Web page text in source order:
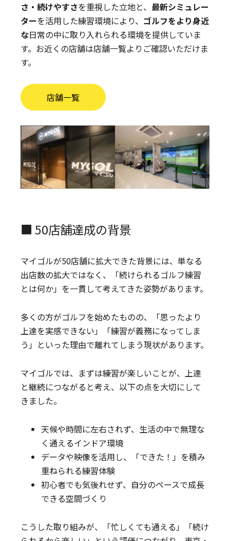
さ・続けやすさを重視した立地と、 最新シミュレー
ターを活用した練習環境により、 ゴルフをより身近
な日常の中に取り入れられる環境を提供していま
す。お近くの店舗は店舗一覧よりご確認いただけま
す。
店舗一覧
■ 50店舗達成の背景
マイゴルが50店舗に拡大できた背景には、単なる
出店数の拡大ではなく、「続けられるゴルフ練習
とは何か」を一貫して考えてきた姿勢があります。
多くの方がゴルフを始めたものの、「思ったより
上達を実感できない」「練習が義務になってしま
う」といった理由で離れてしまう現状があります。
マイゴルでは、まずは練習が楽しいことが、上達
と継続につながると考え、以下の点を大切にして
きました。
天候や時間に左右されず、生活の中で無理な
く通えるインドア環境
データや映像を活用し、「できた！」を積み
重ねられる練習体験
初心者でも気後れせず、自分のペースで成長
できる空間づくり
こうした取り組みが、「忙しくても通える」「続け